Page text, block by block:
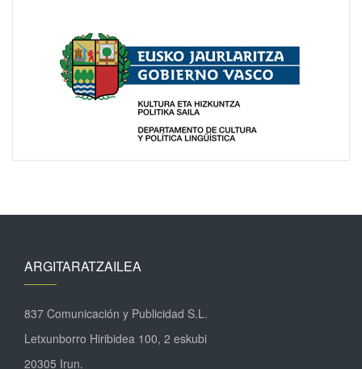
ARGITARATZAILEA
837 Comunicación y Publicidad S.L.
Letxunborro Hiribidea 100, 2 eskubi
20305 Irun.